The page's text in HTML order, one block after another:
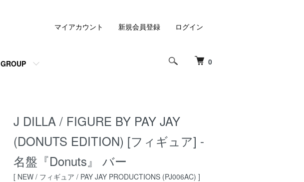
0
GROUP
マイアカウント 新規会員登録 ログイン
J DILLA / FIGURE BY PAY JAY
(DONUTS EDITION) [フィギュア] -
名盤『Donuts』 バー
[ NEW / フィギュア / PAY JAY PRODUCTIONS (PJ006AC) ]